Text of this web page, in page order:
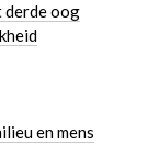
derde oog
en mens